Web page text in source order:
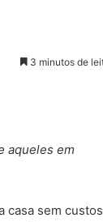
3 minutos de
aqueles em
casa sem custos